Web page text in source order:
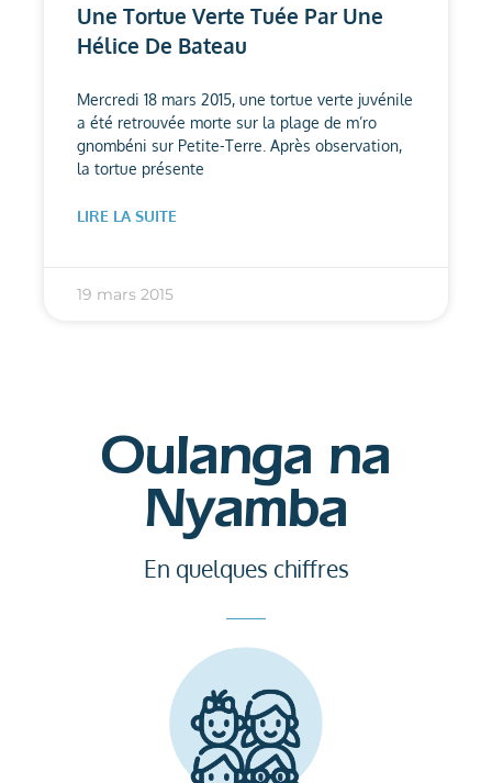
Une Tortue Verte Tuée Par Une
Hélice De Bateau
Mercredi 18 mars 2015, une tortue verte juvénile
a été retrouvée morte sur la plage de m’ro
gnombéni sur Petite-Terre. Après observation,
la tortue présente
LIRE LA SUITE
19 mars 2015
Oulanga na
Nyamba
En quelques chiffres